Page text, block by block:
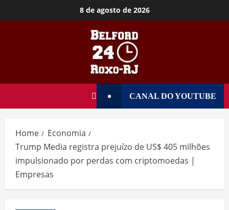
8 de agosto de 2026
CANAL DO YOUTUBE
Home
Economia
Trump Media registra prejuízo de US$ 405 milhões
impulsionado por perdas com criptomoedas |
Empresas